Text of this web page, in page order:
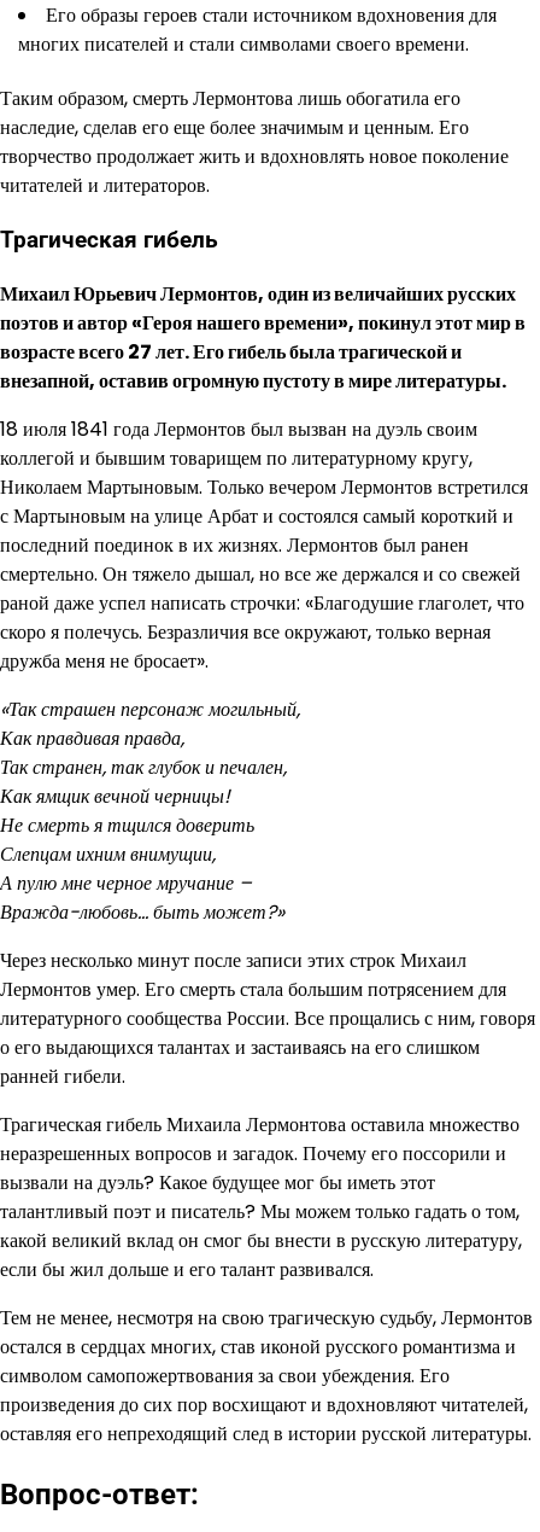
Его образы героев стали источником вдохновения для
многих писателей и стали символами своего времени.
Таким образом, смерть Лермонтова лишь обогатила его
наследие, сделав его еще более значимым и ценным. Его
творчество продолжает жить и вдохновлять новое поколение
читателей и литераторов.
Трагическая гибель
Михаил Юрьевич Лермонтов, один из величайших русских
поэтов и автор «Героя нашего времени», покинул этот мир в
возрасте всего 27 лет. Его гибель была трагической и
внезапной, оставив огромную пустоту в мире литературы.
18 июля 1841 года Лермонтов был вызван на дуэль своим
коллегой и бывшим товарищем по литературному кругу,
Николаем Мартыновым. Только вечером Лермонтов встретился
с Мартыновым на улице Арбат и состоялся самый короткий и
последний поединок в их жизнях. Лермонтов был ранен
смертельно. Он тяжело дышал, но все же держался и со свежей
раной даже успел написать строчки: «Благодушие глаголет, что
скоро я полечусь. Безразличия все окружают, только верная
дружба меня не бросает».
«Так страшен персонаж могильный,
Как правдивая правда,
Так странен, так глубок и печален,
Как ямщик вечной черницы!
Не смерть я тщился доверить
Слепцам ихним внимущии,
А пулю мне черное мручание –
Вражда-любовь… быть может?»
Через несколько минут после записи этих строк Михаил
Лермонтов умер. Его смерть стала большим потрясением для
литературного сообщества России. Все прощались с ним, говоря
о его выдающихся талантах и застаиваясь на его слишком
ранней гибели.
Трагическая гибель Михаила Лермонтова оставила множество
неразрешенных вопросов и загадок. Почему его поссорили и
вызвали на дуэль? Какое будущее мог бы иметь этот
талантливый поэт и писатель? Мы можем только гадать о том,
какой великий вклад он смог бы внести в русскую литературу,
если бы жил дольше и его талант развивался.
Тем не менее, несмотря на свою трагическую судьбу, Лермонтов
остался в сердцах многих, став иконой русского романтизма и
символом самопожертвования за свои убеждения. Его
произведения до сих пор восхищают и вдохновляют читателей,
оставляя его непреходящий след в истории русской литературы.
Вопрос-ответ: